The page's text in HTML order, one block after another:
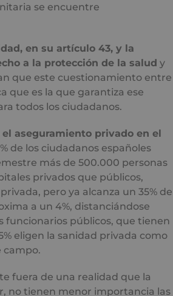
se encuentre
en su artículo 43, y la
a la protección de la salud y
que este cuestionamiento entre
que es la que garantiza ese
todos los ciudadanos.
aseguramiento privado en el
de los ciudadanos españoles
más de 500.000 personas
privados que públicos,
pero ya alcanza un 35% de
a un 4%, distanciándose
funcionarios públicos, que tienen
eligen la sanidad privada como
campo.
fuera de una realidad que la
no tienen menor importancia las